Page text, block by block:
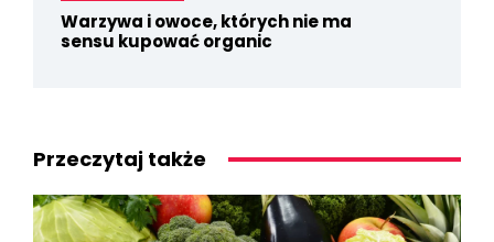
Warzywa i owoce, których nie ma
sensu kupować organic
Przeczytaj także